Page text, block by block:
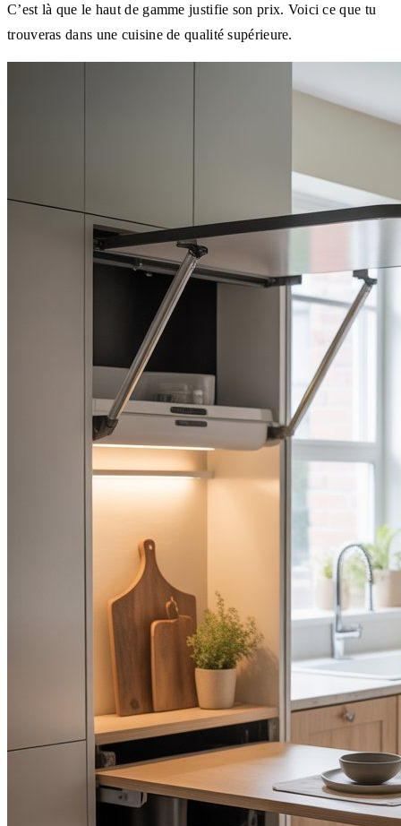
C’est là que le haut de gamme justifie son prix. Voici ce que tu
trouveras dans une cuisine de qualité supérieure.